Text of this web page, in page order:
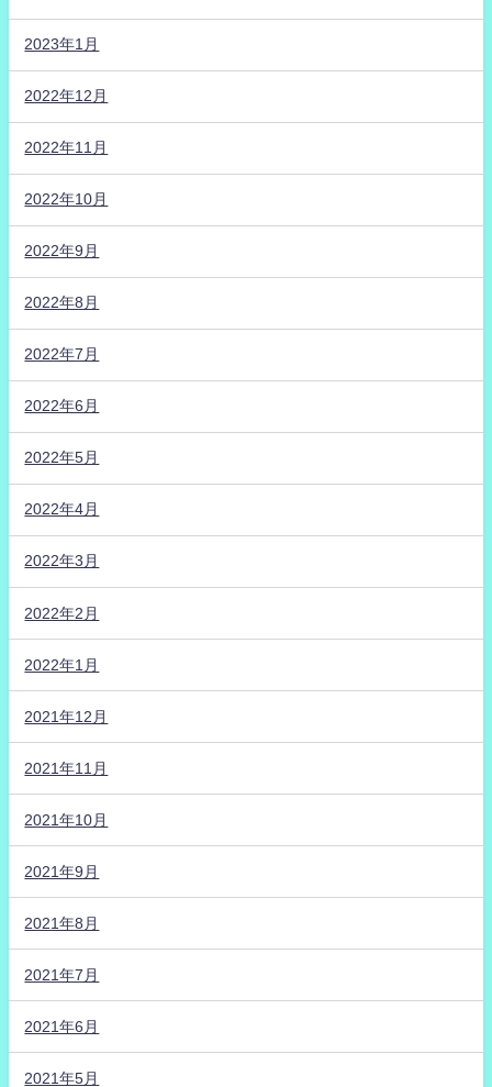
2023年1月
2022年12月
2022年11月
2022年10月
2022年9月
2022年8月
2022年7月
2022年6月
2022年5月
2022年4月
2022年3月
2022年2月
2022年1月
2021年12月
2021年11月
2021年10月
2021年9月
2021年8月
2021年7月
2021年6月
2021年5月